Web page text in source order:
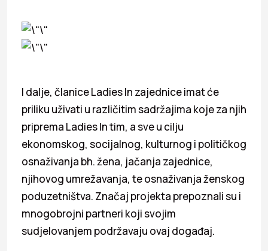
I dalje, članice Ladies In zajednice imat će
priliku uživati u različitim sadržajima koje za njih
priprema Ladies In tim, a sve u cilju
ekonomskog, socijalnog, kulturnog i političkog
osnaživanja bh. žena, jačanja zajednice,
njihovog umrežavanja, te osnaživanja ženskog
poduzetništva. Značaj projekta prepoznali su i
mnogobrojni partneri koji svojim
sudjelovanjem podržavaju ovaj događaj.